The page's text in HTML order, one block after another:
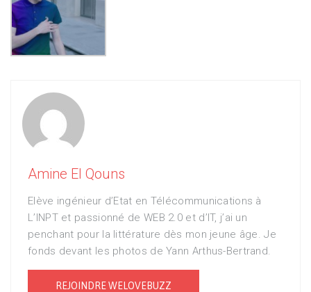
Amine El Qouns
Elève ingénieur d’Etat en Télécommunications à
L’INPT et passionné de WEB 2.0 et d’IT, j’ai un
penchant pour la littérature dès mon jeune âge. Je
fonds devant les photos de Yann Arthus-Bertrand.
REJOINDRE WELOVEBUZZ